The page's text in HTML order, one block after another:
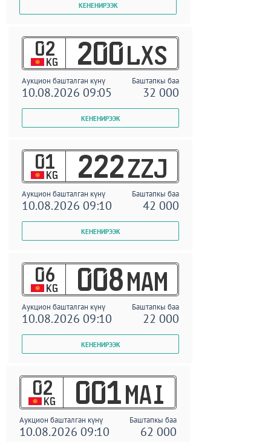
02
KG 200 LXS
Аукцион башталган күнү Баштапкы баа
10.08.2026 09:05 32 000
01
KG 222 ZZJ
Аукцион башталган күнү Баштапкы баа
10.08.2026 09:10 42 000
06
KG 008 MAM
Аукцион башталган күнү Баштапкы баа
10.08.2026 09:10 22 000
02
KG 001 MAI
Аукцион башталган күнү Баштапкы баа
10.08.2026 09:10 62 000